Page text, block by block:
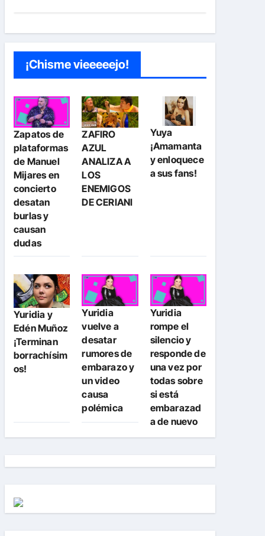
¡Chisme vieeeeejo!
Zapatos de
plataformas
de Manuel
Mijares en
concierto
desatan
burlas y
causan
dudas
ZAFIRO
AZUL
ANALIZA A
LOS
ENEMIGOS
DE CERIANI
Yuya
¡Amamanta
y enloquece
a sus fans!
Yuridia y
Edén Muñoz
¡Terminan
borrachísim
os!
Yuridia
vuelve a
desatar
rumores de
embarazo y
un video
causa
polémica
Yuridia
rompe el
silencio y
responde de
una vez por
todas sobre
si está
embarazad
a de nuevo